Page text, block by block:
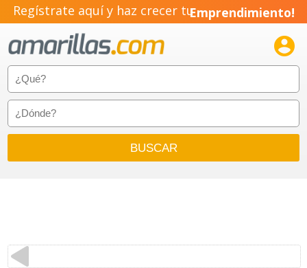
Regístrate aquí y haz crecer tuEmprendimiento!
